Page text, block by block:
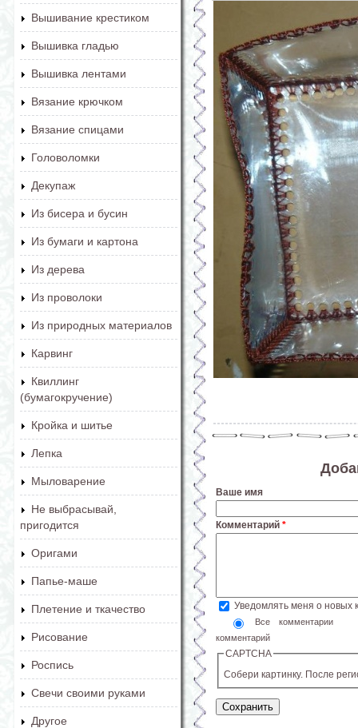
Вышивание крестиком
Вышивка гладью
Вышивка лентами
Вязание крючком
Вязание спицами
Головоломки
Декупаж
Из бисера и бусин
Из бумаги и картона
Из дерева
Из проволоки
Из природных материалов
Карвинг
Квиллинг
(бумагокручение)
Кройка и шитье
Лепка
Мыловарение
Не выбрасывай,
пригодится
Оригами
Папье-маше
Плетение и ткачество
Рисование
Роспись
Свечи своими руками
Другое
Ваше имя
Комментарий *
Уведомлять меня о новых
Все комментарии
комментарий
CAPTCHA
Собери картинку. После